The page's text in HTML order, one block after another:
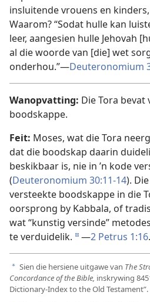
insluitende vrouens en
Waarom? “Sodat hulle kan
leer, aangesien hulle Jehovah
al die woorde van [die] wet
onderhou.”—Deuteronomium
Wanopvatting: Die Tora bevat
boodskappe.
Feit: Moses, wat die Tora
dat die boodskap daarin
beskikbaar is, nie in ’n kode
(Deuteronomium 30:11-14).
versteekte boodskappe in die
oorsprong by Kabbala, of
wat “kunstig versinde”
te verduidelik. d—2 Petrus 1:16.
a Sien die hersiene uitgawe van The
Concordance of the Bible, inskrywing
Dictionary-Index to the Old Testament”.